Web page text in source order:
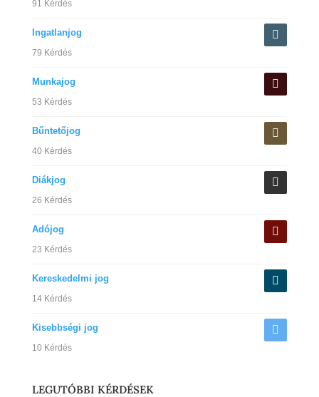
91 Kérdés
Ingatlanjog
79 Kérdés
Munkajog
53 Kérdés
Bűntetőjog
40 Kérdés
Diákjog
26 Kérdés
Adójog
23 Kérdés
Kereskedelmi jog
14 Kérdés
Kisebbségi jog
10 Kérdés
LEGUTÓBBI KÉRDÉSEK